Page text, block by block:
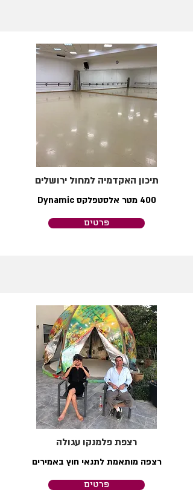
תיכון האקדמיה למחול ירושלים
400 מטר אלסטפלקס Dynamic
פרטים
רצפת פלמנקו עגולה
רצפה מותאמת לתנאי חוץ באמירים
פרטים